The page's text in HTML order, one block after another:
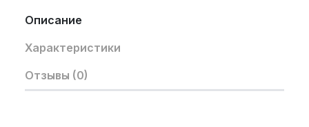
Описание
Характеристики
Отзывы (0)